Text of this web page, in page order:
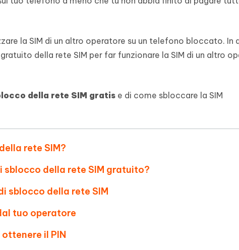
- Mac Data Recovery
- APP Android Fake GPS
la posizione di Android senza
iCareFone Transfer APP
Trasferire chat Whatsapp
diapositive in pochi secondi con
AI Bypass
i contenuti dell' AI in
simili a quelli umani
Riassumitore di documenti PDF con
Scrivere in modo più intelligente,
veloce e migliore con l'AI
la SIM di un altro operatore su un telefono bloccato. In
della rete SIM per far funzionare la SIM di un altro
della rete SIM gratis e di come sbloccare la SIM
rete SIM?
sblocco della rete SIM gratuito?
sblocco della rete SIM
tuo operatore
il PIN